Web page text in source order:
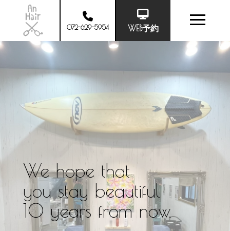
072-629-5954 WEB予約
We hope that
you stay beautiful
10 years from now.